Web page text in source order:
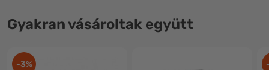
Gyakran vásároltak együtt
-3%